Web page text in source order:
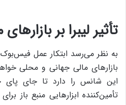
تأثیر لیبرا بر
به نظر می‌رسد ابتکار عمل فیس‌بوک
بازارهای مالی جهانی و محلی
این شانس را دارد تا جای پای
تأمین‌کننده ابزارهایی منبع باز